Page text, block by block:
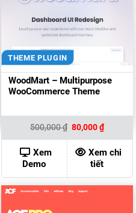
THEME PLUGIN
WoodMart – Multipurpose
WooCommerce Theme
500,000₫ Giá
gốc
là:
500,000 ₫.
80,000₫Giá
hiện
tại
là:
80,000
Xem
Demo
Xem chi
tiết